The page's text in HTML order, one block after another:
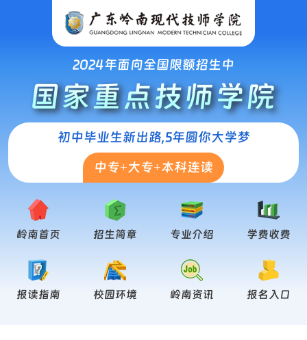
2024年面向全国限额招生中
国家重点技师学院
初中毕业生新出路,5年圆你大学梦
中专+大专+本科连读
岭南首页 招生简章 专业介绍 学费收费
报读指南 校园环境 岭南资讯 报名入口